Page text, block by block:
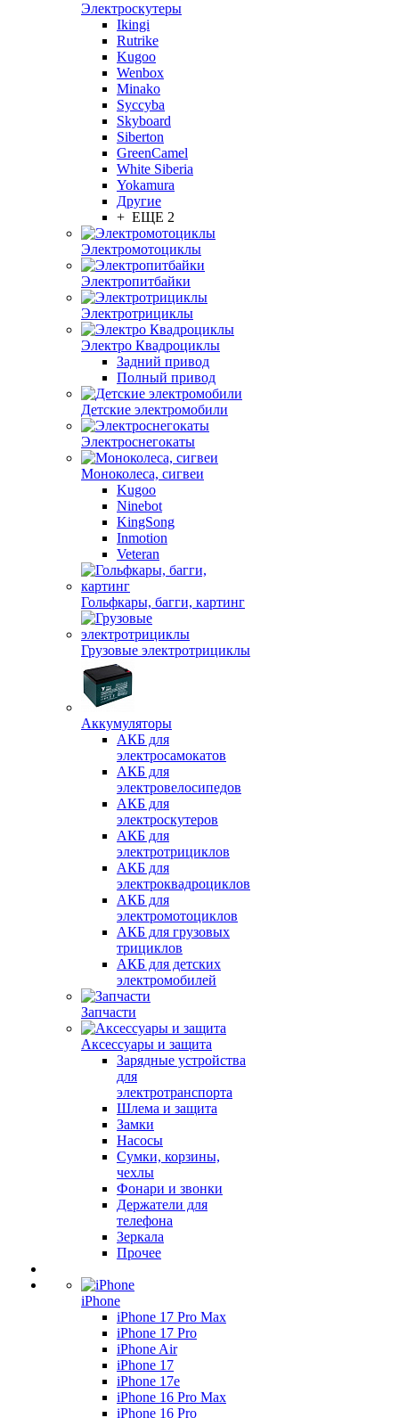
Электроскутеры
Ikingi
Rutrike
Kugoo
Wenbox
Minako
Syccyba
Skyboard
Siberton
GreenCamel
White Siberia
Yokamura
Другие
+ ЕЩЕ 2
Электромотоциклы
Электропитбайки
Электротрициклы
Электро Квадроциклы
Задний привод
Полный привод
Детские электромобили
Электроснегокаты
Моноколеса, сигвеи
Kugoo
Ninebot
KingSong
Inmotion
Veteran
Гольфкары, багги, картинг
Грузовые электротрициклы
Аккумуляторы
АКБ для
электросамокатов
АКБ для
электровелосипедов
АКБ для
электроскутеров
АКБ для
электротрициклов
АКБ для
электроквадроциклов
АКБ для
электромотоциклов
АКБ для грузовых
трициклов
АКБ для детских
электромобилей
Запчасти
Аксессуары и защита
Зарядные устройства
для
электротранспорта
Шлема и защита
Замки
Насосы
Сумки, корзины,
чехлы
Фонари и звонки
Держатели для
телефона
Зеркала
Прочее
iPhone
iPhone 17 Pro Max
iPhone 17 Pro
iPhone Air
iPhone 17
iPhone 17e
iPhone 16 Pro Max
iPhone 16 Pro